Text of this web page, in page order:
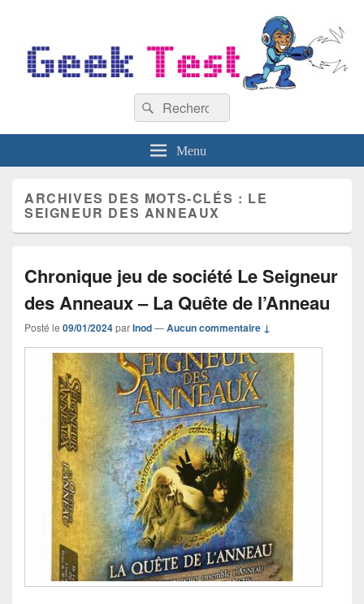
Recherche :
Rechercher
Menu
ARCHIVES DES MOTS-CLÉS : LE
SEIGNEUR DES ANNEAUX
Chronique jeu de société Le Seigneur
des Anneaux – La Quête de l’Anneau
Posté le 09/01/2024parInod—Aucun commentaire ↓